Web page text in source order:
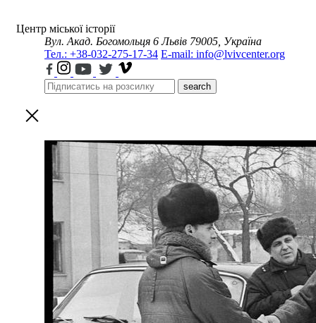
Центр міської історії
Вул. Акад. Богомольця 6 Львів 79005, Україна
Тел.: +38-032-275-17-34 E-mail: info@lvivcenter.org
search